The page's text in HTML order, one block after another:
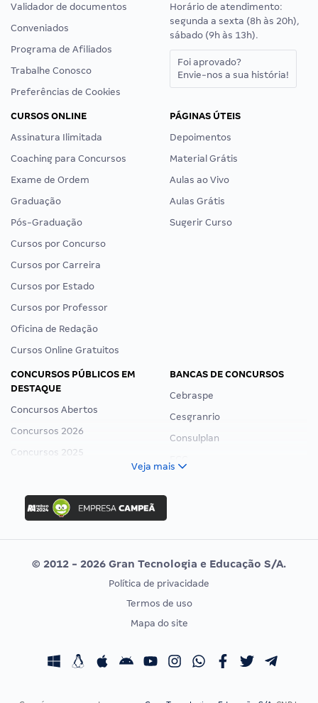
Validador de documentos
Conveniados
Programa de Afiliados
Trabalhe Conosco
Preferências de Cookies
Horário de atendimento:
segunda a sexta (8h às 20h),
sábado (9h às 13h).
Foi aprovado?
Envie-nos a sua história!
CURSOS ONLINE
Assinatura Ilimitada
Coaching para Concursos
Exame de Ordem
Graduação
Pós-Graduação
Cursos por Concurso
Cursos por Carreira
Cursos por Estado
Cursos por Professor
Oficina de Redação
Cursos Online Gratuitos
PÁGINAS ÚTEIS
Depoimentos
Material Grátis
Aulas ao Vivo
Aulas Grátis
Sugerir Curso
CONCURSOS PÚBLICOS EM
DESTAQUE
Concursos Abertos
Concursos 2026
Concursos 2025
Concurso Ibama
Concurso MPU
Editais publicados
BANCAS DE CONCURSOS
Cebraspe
Cesgranrio
Consulplan
Vunesp
CONCURSOS POR PROFISSÃO
Concursos Fiscais
EXAME DE ORDEM
Calendário OAB
Veja mais
© 2012 - 2026 Gran Tecnologia e Educação S/A.
Política de privacidade
Termos de uso
Mapa do site